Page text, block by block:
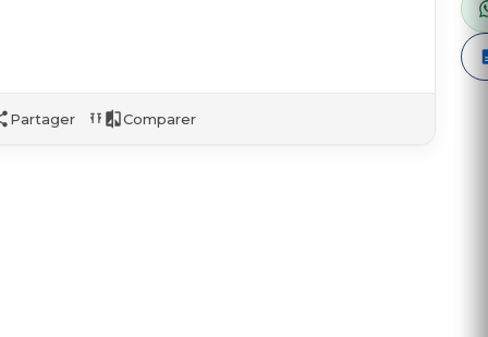
Partager Comparer